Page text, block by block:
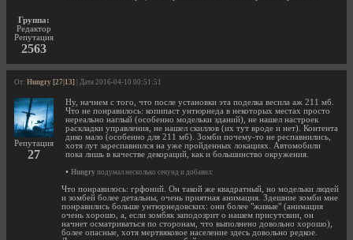
Группа:
Редактор
Репутация
2563
От: Hungry [27|13] | Дата 2016-04-10 00:51:51
Репутация
27
Ну, начнем с того, что после установки эта поделка весила аж 211 мб.
Что не понравилось: копипаст унтюрнеда в некоторых местах просто
нереально наглый (особенно модельки зданий), не нашел настроек
раскладки управления, не нашел скиллов (их тут вроде и нет). Контента
дико мало (особенно для 211 мб). Зомби почему-то не респавнились,
хотя лут зареспавнился на уже пройденных локациях. Автомобили
пока лишь в качестве декораций, как и большинство окружения.
• Hungry подумал несколько секунд и добавил:
Что понравилось: грфоний. Он такой же квадратный, но модельки людей
и зомбей более детальны, очень приятная анимация. Здешние зомби мне
понравились больше унтюрнедовских: они более "живые" (анимация
очень хорошо, а, если зомбяк заподозрит о нашем присутсвии, он
начнет осматриваться по сторонам, что выполнено довольно хорошо),
более опасные, хотя мертвяковое население здесь довольно редкое.